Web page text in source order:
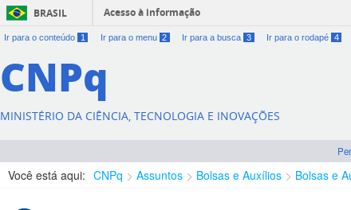
BRASIL Acesso à informação
Ir para o conteúdo 1 Ir para o menu 2 Ir para a busca 3 Ir para o rodapé 4
CNPq
MINISTÉRIO DA CIÊNCIA, TECNOLOGIA E INOVAÇÕES
Você está aqui: CNPq Assuntos Bolsas e Auxílios Bolsas e